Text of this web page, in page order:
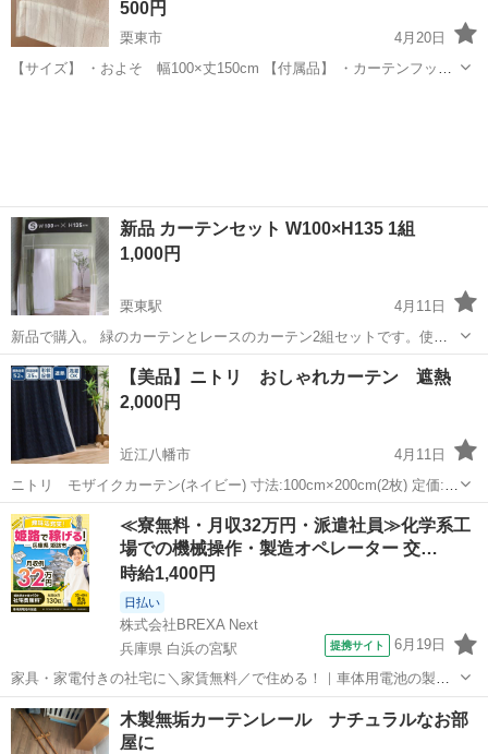
500円
栗東市
4月20日
【サイズ】 ・およそ 幅100×丈150cm 【付属品】 ・カーテンフック
新品 カーテンセット W100×H135 1組
1,000円
栗東駅
4月11日
新品で購入。 緑のカーテンとレースのカーテン2組セットです。使い
たい窓が小さく、うちは１組あればよかったので、残りを出品してい
ます。 サイズ w100cm Ｈ135cm。 ・遮光ではない厚地の緑のカーテ
ン×1枚 ・花粉...
滋賀 草津市 栗東駅 カーテン、ブラインド カーテン
【美品】ニトリ おしゃれカーテン 遮熱
2,000円
近江八幡市
4月11日
ニトリ モザイクカーテン(ネイビー) 寸法:100cm×200cm(2枚) 定価:1
万円ちょっとだったと思います 状態:ももけたりはしておらず比較的綺
麗だと思います。カーテンの買い替えに伴い出品いたしました。
滋賀 近江八幡市 カーテン、ブラインド カーテン
≪寮無料・月収32万円・派遣社員≫化学系工
場での機械操作・製造オペレーター 交…
時給1,400円
日払い
株式会社BREXA Next
兵庫県 白浜の宮駅
提携サイト 6月19日
家具・家電付きの社宅に＼家賃無料／で住める！｜車体用電池の製造
｜未経験から月収例32万円♪｜さらに【年間休日130日】！ 人気の工場
のお仕事 ◇車体用電池の製造◇ 機械の操作、部品のセッティング、検
査、清掃業務など。 ...
兵庫 姫路市 白浜の宮駅
木製無垢カーテンレール ナチュラルなお部
屋に